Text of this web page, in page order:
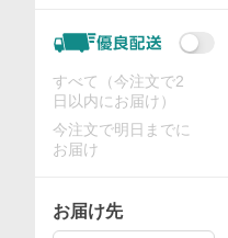
すべて（今注文で2
日以内にお届け）
今注文で明日までに
お届け
お届け先